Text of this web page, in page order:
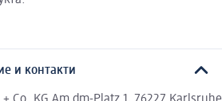
и контакти